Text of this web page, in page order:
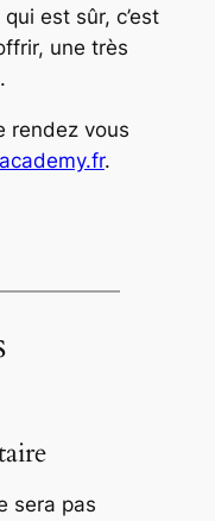
est sûr, c’est
une très
rendez vous
.
sera pas